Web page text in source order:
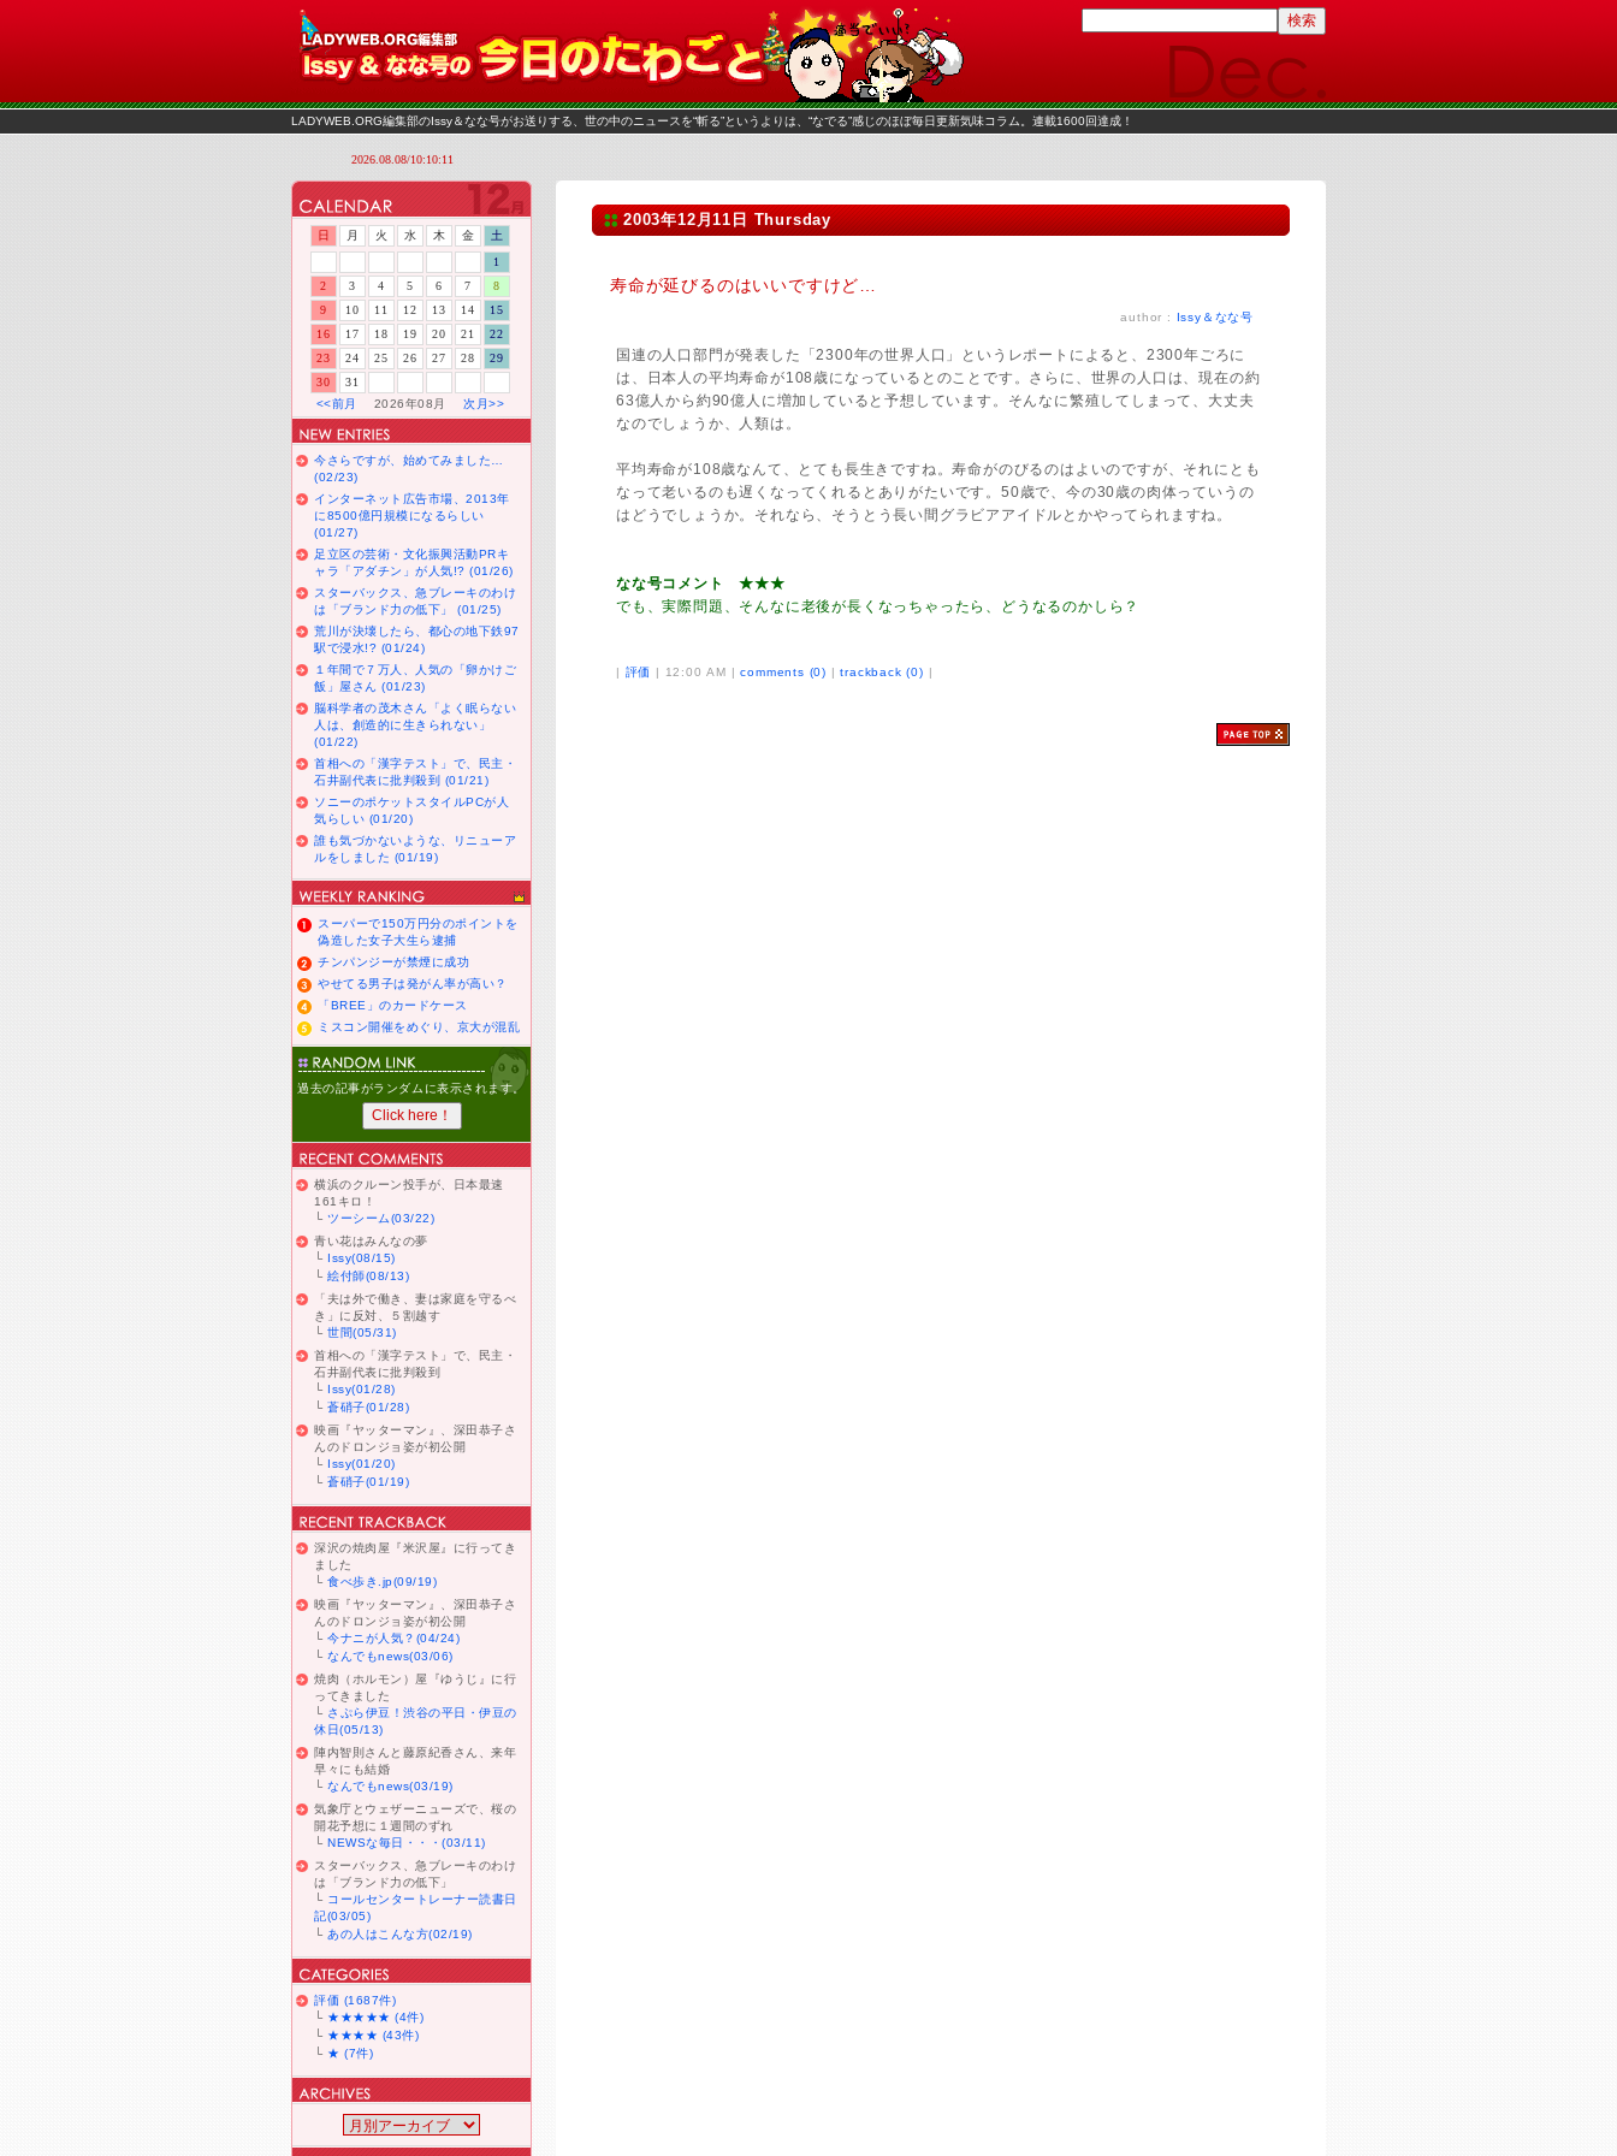
LADYWEB.ORG編集部のIssy＆なな号がお送りする、世の中のニュースを“斬る”というよりは、“なでる”感じのほぼ毎日更新気味コラム。連載1600回達成！
2003年12月11日 Thursday
寿命が延びるのはいいですけど…
author : Issy＆なな号
国連の人口部門が発表した「2300年の世界人口」というレポートによると、2300年ごろに
は、日本人の平均寿命が108歳になっているとのことです。さらに、世界の人口は、現在の約
63億人から約90億人に増加していると予想しています。そんなに繁殖してしまって、大丈夫
なのでしょうか、人類は。
平均寿命が108歳なんて、とても長生きですね。寿命がのびるのはよいのですが、それにとも
なって老いるのも遅くなってくれるとありがたいです。50歳で、今の30歳の肉体っていうの
はどうでしょうか。それなら、そうとう長い間グラビアアイドルとかやってられますね。
なな号コメント ★★★
でも、実際問題、そんなに老後が長くなっちゃったら、どうなるのかしら？
| 評価 | 12:00 AM |comments (0) |trackback (0) |
日 月 火 水 木 金
土
1
2
3 4 5 6 7
8
9
10 11 12 13 14
15
16
17 18 19 20 21
22
23
24 25 26 27 28
29
30
31
<<前月
2026年08月次月>>
今さらですが、始めてみました…
(02/23)
インターネット広告市場、2013年
に8500億円規模になるらしい
(01/27)
足立区の芸術・文化振興活動PRキ
ャラ「アダチン」が人気!? (01/26)
スターバックス、急ブレーキのわけ
は「ブランド力の低下」 (01/25)
荒川が決壊したら、都心の地下鉄97
駅で浸水!? (01/24)
１年間で７万人、人気の「卵かけご
飯」屋さん (01/23)
脳科学者の茂木さん「よく眠らない
人は、創造的に生きられない」
(01/22)
首相への「漢字テスト」で、民主・
石井副代表に批判殺到 (01/21)
ソニーのポケットスタイルPCが人
気らしい (01/20)
誰も気づかないような、リニューア
ルをしました (01/19)
スーパーで150万円分のポイントを
偽造した女子大生ら逮捕
チンパンジーが禁煙に成功
やせてる男子は発がん率が高い？
「BREE」のカードケース
ミスコン開催をめぐり、京大が混乱
過去の記事がランダムに表示されます。
横浜のクルーン投手が、日本最速
161キロ！
└ツーシーム(03/22)
青い花はみんなの夢
└ Issy(08/15)
└絵付師(08/13)
「夫は外で働き、妻は家庭を守るべ
き」に反対、５割越す
└世間(05/31)
首相への「漢字テスト」で、民主・
石井副代表に批判殺到
└ Issy(01/28)
└蒼硝子(01/28)
映画『ヤッターマン』、深田恭子さ
んのドロンジョ姿が初公開
└ Issy(01/20)
└蒼硝子(01/19)
深沢の焼肉屋『米沢屋』に行ってき
ました
└食べ歩き.jp(09/19)
映画『ヤッターマン』、深田恭子さ
んのドロンジョ姿が初公開
└今ナニが人気？(04/24)
└なんでもnews(03/06)
焼肉（ホルモン）屋『ゆうじ』に行
ってきました
└ さぷら伊豆！渋谷の平日・伊豆の
休日(05/13)
陣内智則さんと藤原紀香さん、来年
早々にも結婚
└なんでもnews(03/19)
気象庁とウェザーニューズで、桜の
開花予想に１週間のずれ
└NEWSな毎日・・・(03/11)
スターバックス、急ブレーキのわけ
は「ブランド力の低下」
└ コールセンタートレーナー読書日
記(03/05)
└ あの人はこんな方(02/19)
評価 (1687件)
└ ★★★★★ (4件)
└ ★★★★ (43件)
└ ★ (7件)